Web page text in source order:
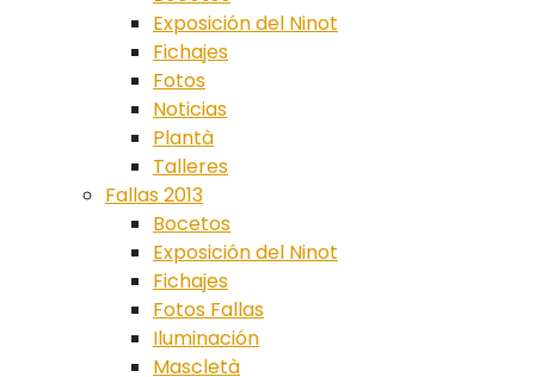
Exposición del Ninot
Fichajes
Fotos
Noticias
Plantà
Talleres
Fallas 2013
Bocetos
Exposición del Ninot
Fichajes
Fotos Fallas
Iluminación
Mascletà